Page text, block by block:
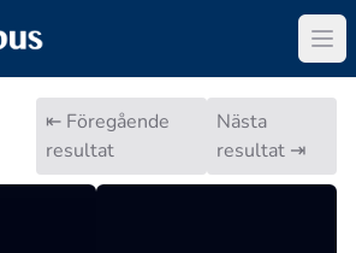
⇤ Föregående
resultat
Nästa
resultat ⇥